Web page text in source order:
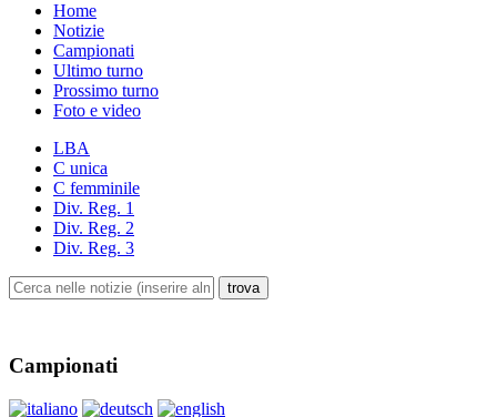
Home
Notizie
Campionati
Ultimo turno
Prossimo turno
Foto e video
LBA
C unica
C femminile
Div. Reg. 1
Div. Reg. 2
Div. Reg. 3
Campionati